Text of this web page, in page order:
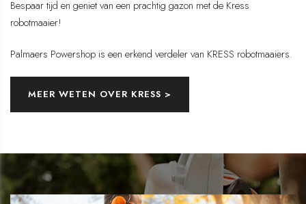
Bespaar tijd en geniet van een prachtig gazon met de Kress
robotmaaier!
Palmaers Powershop is een erkend verdeler van KRESS robotmaaiers.
MEER WETEN OVER KRESS >